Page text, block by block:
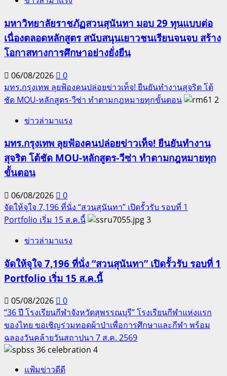
มหาวิทยาลัยราชภัฏสวนสุนันทา มอบ 29 ทุนแบบต่อ
เนื่องตลอดหลักสูตร สนับสนุนเยาวชนเรียนจนจบ สร้าง
โอกาสทางการศึกษาอย่างยั่งยืน
06/08/2026
0
มทร.กรุงเทพ ลุยฟ้องคนปล่อยข่าวเท็จ! ยืนยันทำงานสุจริต โต้
ชัด MOU-หลักสูตร-วีซ่า ทำตามกฎหมายทุกขั้นตอน
2
ข่าวล่ามาแรง
มทร.กรุงเทพ ลุยฟ้องคนปล่อยข่าวเท็จ! ยืนยันทำงาน
สุจริต โต้ชัด MOU-หลักสูตร-วีซ่า ทำตามกฎหมายทุก
ขั้นตอน
06/08/2026
0
จัดให้จุใจ 7,196 ที่นั่ง “สวนสุนันทา” เปิดรั้วรับ รอบที่ 1
Portfolio เริ่ม 15 ส.ค.นี้
3
ข่าวล่ามาแรง
จัดให้จุใจ 7,196 ที่นั่ง “สวนสุนันทา” เปิดรั้วรับ รอบที่ 1
Portfolio เริ่ม 15 ส.ค.นี้
05/08/2026
0
“36 ปี โรงเรียนกีฬาจังหวัดสุพรรณบุรี” โรงเรียนกีฬาแห่งแรก
ของไทย ขอเชิญร่วมทอดผ้าป่าเพื่อการศึกษาและกีฬา พร้อม
ฉลองวันคล้ายวันสถาปนา 7 ส.ค. 2569
4
แฟ้มข่าวดีดี